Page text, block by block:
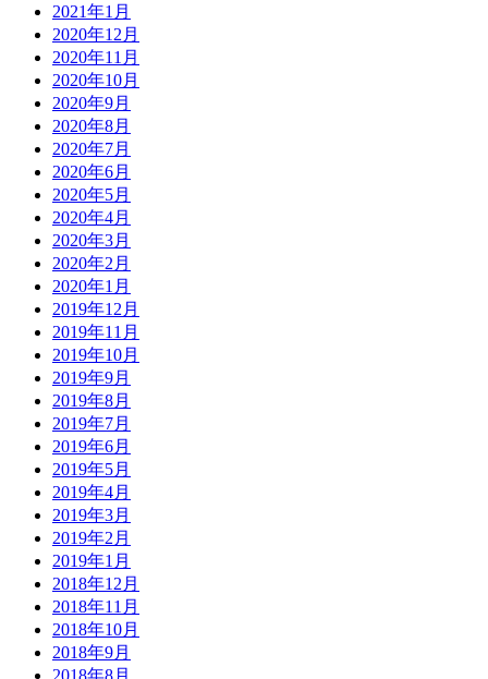
2021年1月
2020年12月
2020年11月
2020年10月
2020年9月
2020年8月
2020年7月
2020年6月
2020年5月
2020年4月
2020年3月
2020年2月
2020年1月
2019年12月
2019年11月
2019年10月
2019年9月
2019年8月
2019年7月
2019年6月
2019年5月
2019年4月
2019年3月
2019年2月
2019年1月
2018年12月
2018年11月
2018年10月
2018年9月
2018年8月